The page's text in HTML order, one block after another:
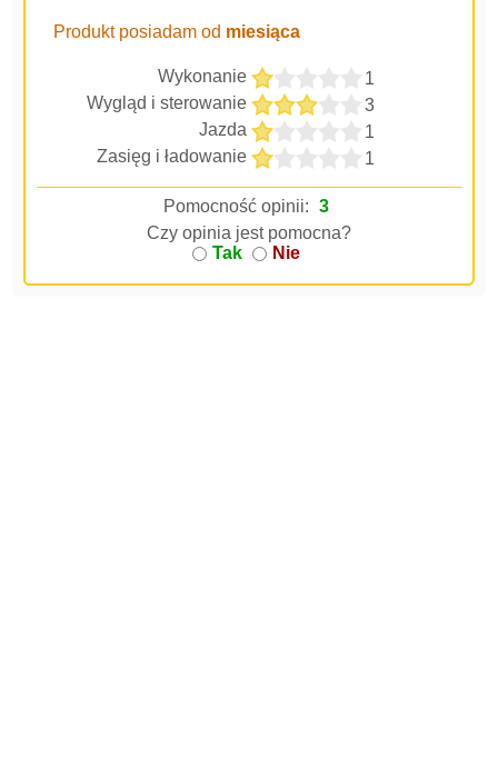
Produkt posiadam od miesiąca
Wykonanie
1
Wygląd i sterowanie
3
Jazda
1
Zasięg i ładowanie
1
Pomocność opinii: 3
Czy opinia jest pomocna?
Tak
Nie